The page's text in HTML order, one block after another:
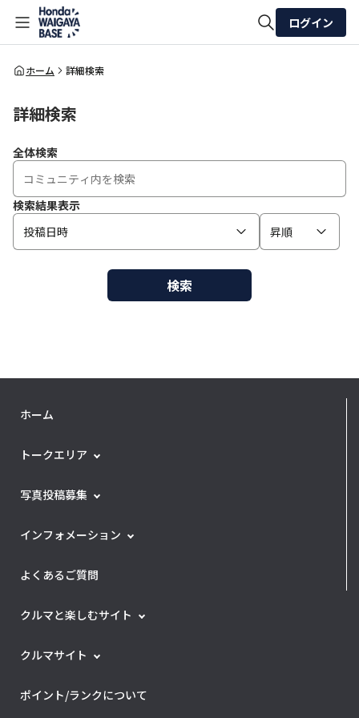
全体検索
ログイン
ホーム 詳細検索
詳細検索
全体検索
検索結果表示
投稿日時
昇順
検索
ホーム
トークエリア
写真投稿募集
インフォメーション
よくあるご質問
クルマと楽しむサイト
クルマサイト
ポイント/ランクについて